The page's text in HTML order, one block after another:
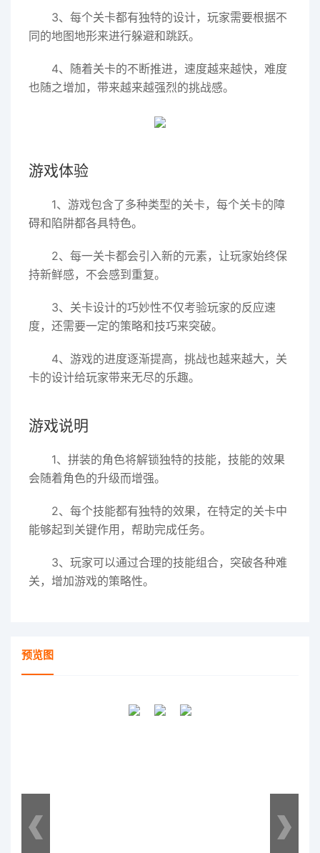
3、每个关卡都有独特的设计，玩家需要根据不
同的地图地形来进行躲避和跳跃。
4、随着关卡的不断推进，速度越来越快，难度
也随之增加，带来越来越强烈的挑战感。
游戏体验
1、游戏包含了多种类型的关卡，每个关卡的障
碍和陷阱都各具特色。
2、每一关卡都会引入新的元素，让玩家始终保
持新鲜感，不会感到重复。
3、关卡设计的巧妙性不仅考验玩家的反应速
度，还需要一定的策略和技巧来突破。
4、游戏的进度逐渐提高，挑战也越来越大，关
卡的设计给玩家带来无尽的乐趣。
游戏说明
1、拼装的角色将解锁独特的技能，技能的效果
会随着角色的升级而增强。
2、每个技能都有独特的效果，在特定的关卡中
能够起到关键作用，帮助完成任务。
3、玩家可以通过合理的技能组合，突破各种难
关，增加游戏的策略性。
预览图